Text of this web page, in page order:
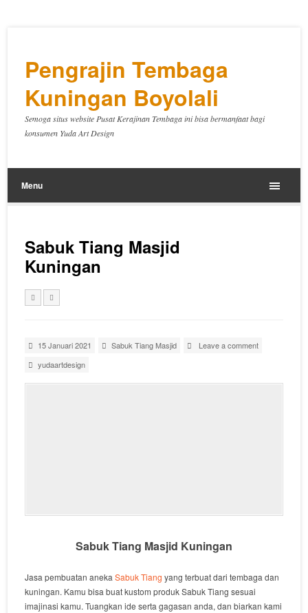
Pengrajin Tembaga
Kuningan Boyolali
Semoga situs website Pusat Kerajinan Tembaga ini bisa bermanfaat bagi
konsumen Yuda Art Design
Menu
Sabuk Tiang Masjid
Kuningan
15 Januari 2021 Sabuk Tiang Masjid
Leave a comment
yudaartdesign
Sabuk Tiang Masjid Kuningan
Jasa pembuatan anekaSabuk Tiang yang terbuat dari tembaga dan
kuningan. Kamu bisa buat kustom produk Sabuk Tiang sesuai
imajinasi kamu. Tuangkan ide serta gagasan anda, dan biarkan kami